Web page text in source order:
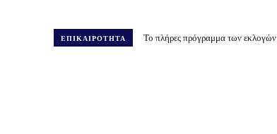
ΕΠΙΚΑΙΡΟΤΗΤΑ Το πλήρες πρόγραμμα των